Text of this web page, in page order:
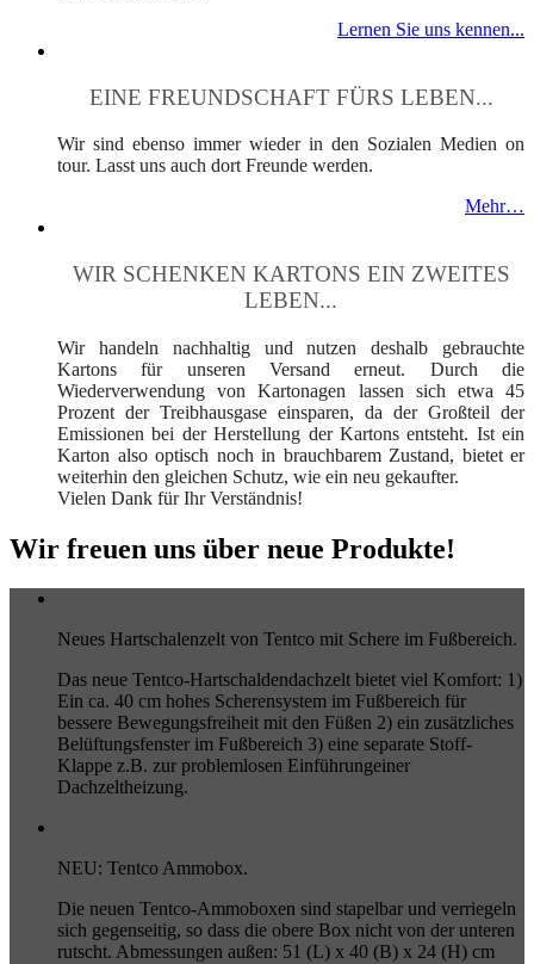
Lernen Sie uns kennen...
EINE FREUNDSCHAFT FÜRS LEBEN...
Wir sind ebenso immer wieder in den Sozialen Medien on
tour. Lasst uns auch dort Freunde werden.
Mehr…
WIR SCHENKEN KARTONS EIN ZWEITES
LEBEN...
Wir handeln nachhaltig und nutzen deshalb gebrauchte
Kartons für unseren Versand erneut. Durch die
Wiederverwendung von Kartonagen lassen sich etwa 45
Prozent der Treibhausgase einsparen, da der Großteil der
Emissionen bei der Herstellung der Kartons entsteht. Ist ein
Karton also optisch noch in brauchbarem Zustand, bietet er
weiterhin den gleichen Schutz, wie ein neu gekaufter.
Vielen Dank für Ihr Verständnis!
Wir freuen uns über neue Produkte!
Neues Hartschalenzelt von Tentco mit Schere im Fußbereich.
Das neue Tentco-Hartschaldendachzelt bietet viel Komfort: 1)
Ein ca. 40 cm hohes Scherensystem im Fußbereich für
bessere Bewegungsfreiheit mit den Füßen 2) ein zusätzliches
Belüftungsfenster im Fußbereich 3) eine separate Stoff-
Klappe z.B. zur problemlosen Einführungeiner
Dachzeltheizung.
NEU: Tentco Ammobox.
Die neuen Tentco-Ammoboxen sind stapelbar und verriegeln
sich gegenseitig, so dass die obere Box nicht von der unteren
rutscht. Abmessungen außen: 51 (L) x 40 (B) x 24 (H) cm